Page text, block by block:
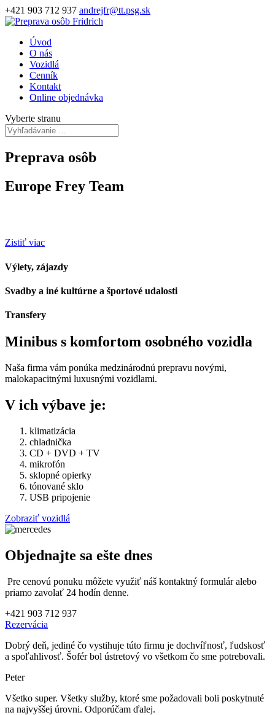
+421 903 712 937 andrejfr@tt.psg.sk
Úvod
O nás
Vozidlá
Cenník
Kontakt
Online objednávka
Vyberte stranu
Preprava osôb
Europe Frey Team
Zistiť viac
Výlety, zájazdy
Svadby a iné kultúrne a športové udalosti
Transfery
Minibus s komfortom osobného vozidla
Naša firma vám ponúka medzinárodnú prepravu novými,
malokapacitnými luxusnými vozidlami.
V ich výbave je:
klimatizácia
chladnička
CD + DVD + TV
mikrofón
sklopné opierky
tónované sklo
USB pripojenie
Zobraziť vozidlá
Objednajte sa ešte dnes
Pre cenovú ponuku môžete využiť náš kontaktný formulár alebo
priamo zavolať 24 hodín denne.
+421 903 712 937
Rezervácia
Dobrý deň, jediné čo vystihuje túto firmu je dochvíľnosť, ľudskosť
a spoľahlivosť. Šofér bol ústretový vo všetkom čo sme potrebovali.
Peter
Všetko super. Všetky služby, ktoré sme požadovali boli poskytnuté
na najvyššej úrovni. Odporúčam ďalej.